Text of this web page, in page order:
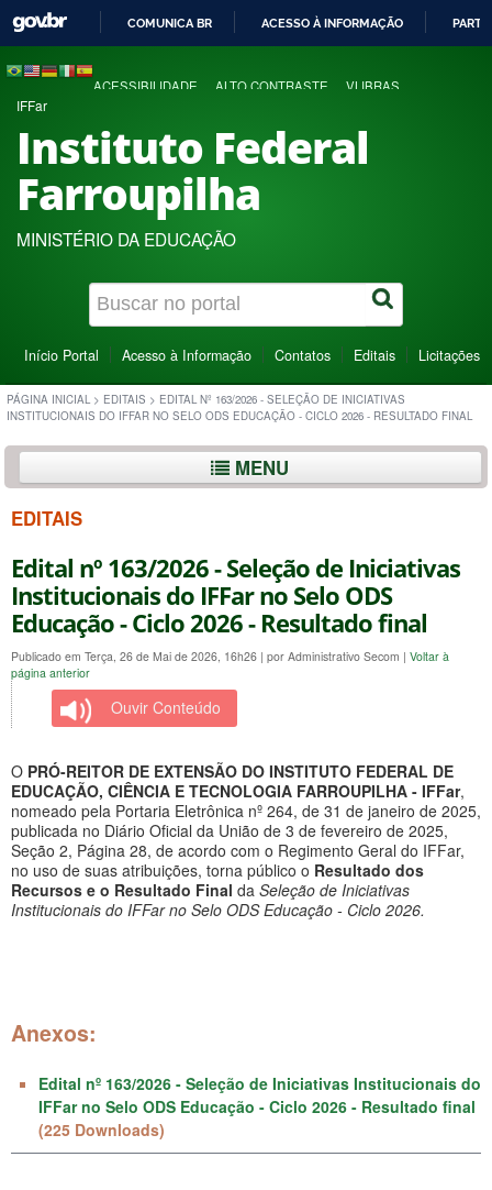
COMUNICA BR ACESSO À INFORMAÇÃO
ACESSIBILIDADE ALTO CONTRASTE VLIBRAS
IFFar
Instituto Federal
Farroupilha
MINISTÉRIO DA EDUCAÇÃO
Início Portal Acesso à Informação Contatos Editais Licitações
PÁGINA INICIAL > EDITAIS > EDITAL Nº 163/2026 - SELEÇÃO DE INICIATIVAS
INSTITUCIONAIS DO IFFAR NO SELO ODS EDUCAÇÃO - CICLO 2026 - RESULTADO FINAL
MENU
EDITAIS
Edital nº 163/2026 - Seleção de Iniciativas
Institucionais do IFFar no Selo ODS
Educação - Ciclo 2026 - Resultado final
Publicado em Terça, 26 de Mai de 2026, 16h26 | por Administrativo Secom | Voltar à
página anterior
Ouvir Conteúdo
O PRÓ-REITOR DE EXTENSÃO DO INSTITUTO FEDERAL DE
EDUCAÇÃO, CIÊNCIA E TECNOLOGIA FARROUPILHA - IFFar,
nomeado pela Portaria Eletrônica nº 264, de 31 de janeiro de 2025,
publicada no Diário Oficial da União de 3 de fevereiro de 2025,
Seção 2, Página 28, de acordo com o Regimento Geral do IFFar,
no uso de suas atribuições, torna público o Resultado dos
Recursos e o Resultado Final da Seleção de Iniciativas
Institucionais do IFFar no Selo ODS Educação - Ciclo 2026.
Anexos:
Edital nº 163/2026 - Seleção de Iniciativas Institucionais do
IFFar no Selo ODS Educação - Ciclo 2026 - Resultado final
(225 Downloads)